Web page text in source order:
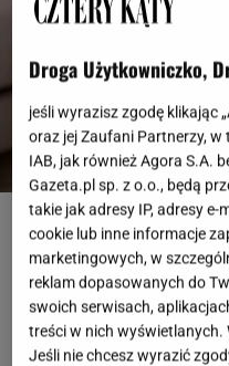
pl.freepik.com, freepik
Salon to serce domu,
wymaga
Droga Użytkowniczko,
jeśli wyrazisz zgodę klikając
oraz jej Zaufani Partnerzy, w
IAB, jak również Agora S.A.
Gazeta.pl sp. z o.o., będą
takie jak adresy IP, adresy
cookie lub inne informacje
marketingowych, w
reklam dopasowanych do
swoich serwisach,
treści w nich wyświetlanych.
Jeśli nie chcesz wyrazić